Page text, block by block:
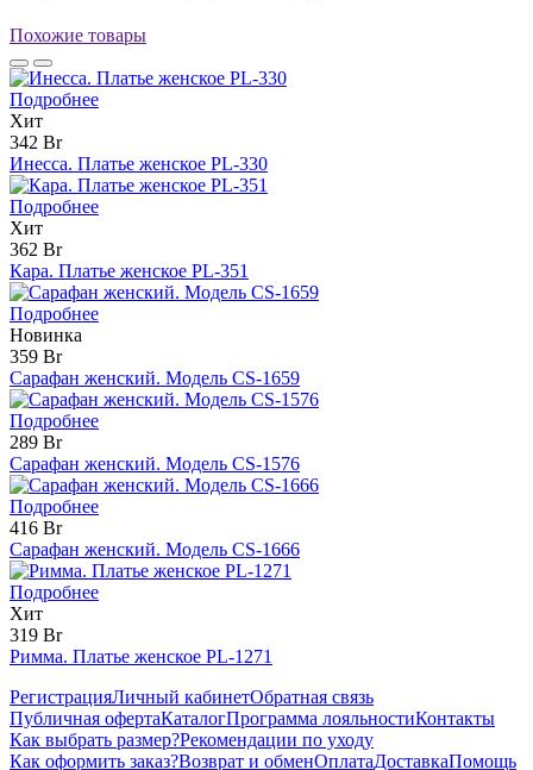
Похожие товары
Подробнее
Хит
342 Br
Инесса. Платье женское PL-330
Подробнее
Хит
362 Br
Кара. Платье женское PL-351
Подробнее
Новинка
359 Br
Сарафан женский. Модель CS-1659
Подробнее
289 Br
Сарафан женский. Модель CS-1576
Подробнее
416 Br
Сарафан женский. Модель CS-1666
Подробнее
Хит
319 Br
Римма. Платье женское PL-1271
РегистрацияЛичный кабинетОбратная связь
Публичная офертаКаталогПрограмма лояльностиКонтакты
Как выбрать размер?Рекомендации по уходу
Как оформить заказ?Возврат и обменОплатаДоставкаПомощь